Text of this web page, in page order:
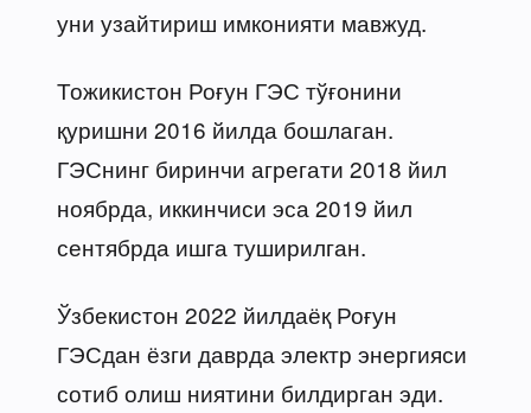
уни узайтириш имконияти мавжуд.
Тожикистон Роғун ГЭС тўғонини
қуришни 2016 йилда бошлаган.
ГЭСнинг биринчи агрегати 2018 йил
ноябрда, иккинчиси эса 2019 йил
сентябрда ишга туширилган.
Ўзбекистон 2022 йилдаёқ Роғун
ГЭСдан ёзги даврда электр энергияси
сотиб олиш ниятини билдирган эди.